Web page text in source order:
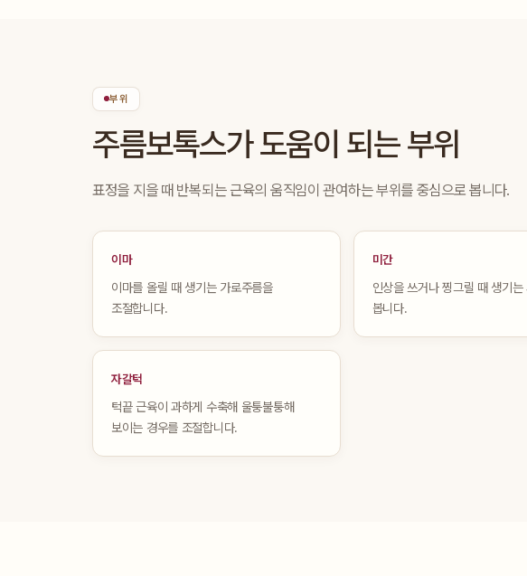
부위
주름보톡스가 도움이 되는 부위
표정을 지을 때 반복되는 근육의 움직임이 관여하는 부위를 중심으로 봅니다.
이마
이마를 올릴 때 생기는 가로주름을
조절합니다.
미간
인상을 쓰거나 찡그릴 때 생기는
봅니다.
자갈턱
턱끝 근육이 과하게 수축해 울퉁불퉁해
보이는 경우를 조절합니다.